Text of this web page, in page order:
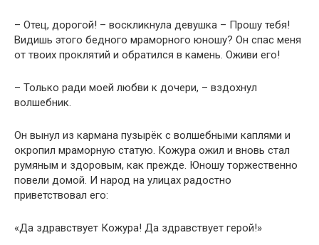
– Отец, дорогой! – воскликнула девушка – Прошу тебя!
Видишь этого бедного мраморного юношу? Он спас меня
от твоих проклятий и обратился в камень. Оживи его!
– Только ради моей любви к дочери, – вздохнул
волшебник.
Он вынул из кармана пузырёк с волшебными каплями и
окропил мраморную статую. Кожура ожил и вновь стал
румяным и здоровым, как прежде. Юношу торжественно
повели домой. И народ на улицах радостно
приветствовал его:
«Да здравствует Кожура! Да здравствует герой!»